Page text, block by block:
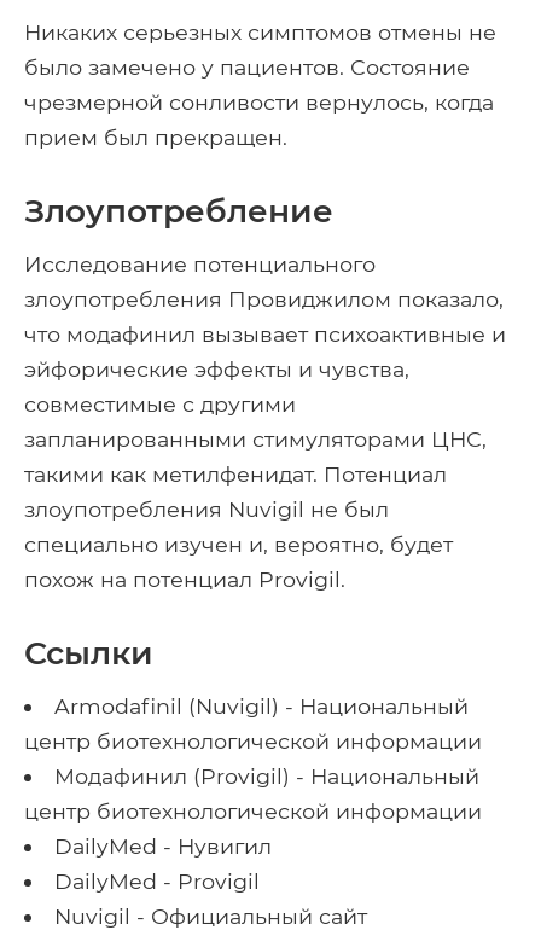
Никаких серьезных симптомов отмены не
было замечено у пациентов. Состояние
чрезмерной сонливости вернулось, когда
прием был прекращен.
Злоупотребление
Исследование потенциального
злоупотребления Провиджилом показало,
что модафинил вызывает психоактивные и
эйфорические эффекты и чувства,
совместимые с другими
запланированными стимуляторами ЦНС,
такими как метилфенидат. Потенциал
злоупотребления Nuvigil не был
специально изучен и, вероятно, будет
похож на потенциал Provigil.
Ссылки
Armodafinil (Nuvigil) - Национальный
центр биотехнологической информации
Модафинил (Provigil) - Национальный
центр биотехнологической информации
DailyMed - Нувигил
DailyMed - Provigil
Nuvigil - Официальный сайт